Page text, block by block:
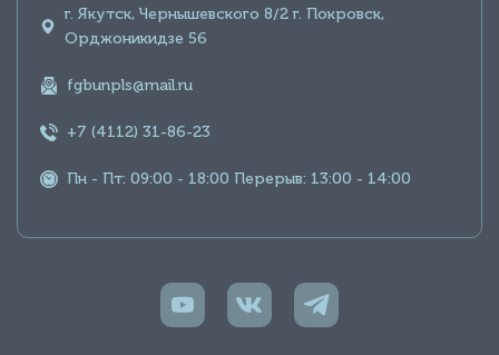
г. Якутск, Чернышевского 8/2 г. Покровск,
Орджоникидзе 56
fgbunpls@mail.ru
+7 (4112) 31-86-23
Пн - Пт: 09:00 - 18:00 Перерыв: 13:00 - 14:00